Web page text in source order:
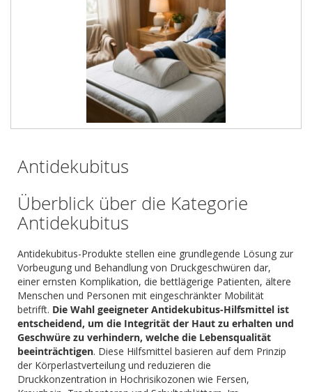
Antidekubitus
Überblick über die Kategorie
Antidekubitus
Antidekubitus-Produkte stellen eine grundlegende Lösung zur
Vorbeugung und Behandlung von Druckgeschwüren dar,
einer ernsten Komplikation, die bettlägerige Patienten, ältere
Menschen und Personen mit eingeschränkter Mobilität
betrifft. Die Wahl geeigneter Antidekubitus-Hilfsmittel ist
entscheidend, um die Integrität der Haut zu erhalten und
Geschwüre zu verhindern, welche die Lebensqualität
beeinträchtigen. Diese Hilfsmittel basieren auf dem Prinzip
der Körperlastverteilung und reduzieren die
Druckkonzentration in Hochrisikozonen wie Fersen,